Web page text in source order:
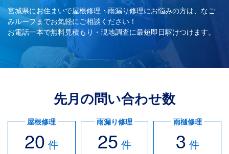
宮城県にお住まいで屋根修理・雨漏り修理にお悩みの方は、なご
みルーフまでお気軽にご相談ください！
お電話一本で無料見積もり・現地調査に最短即日駆けつけます。
先月の問い合わせ数
屋根修理
20 件
雨漏り修理
25 件
雨樋修理
3 件